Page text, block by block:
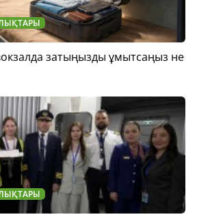
затыңызды ұмытсаңыз не